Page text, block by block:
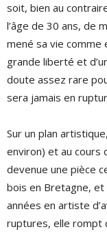
soit, bien au
l’âge de 30 ans, de
mené sa vie comme
grande liberté et
doute assez rare
sera jamais en
Sur un plan
environ) et au cours
devenue une pièce
bois en Bretagne,
années en artiste
ruptures, elle rompt